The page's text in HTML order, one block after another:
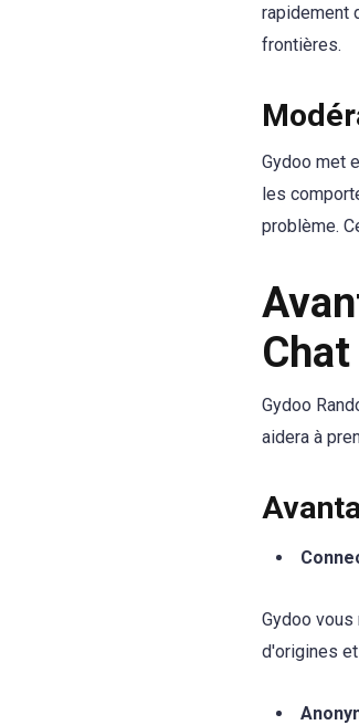
rapidement
frontières.
Gydoo met
les
problème.
Chat
Gydoo
aidera à
Gydoo
d'origines